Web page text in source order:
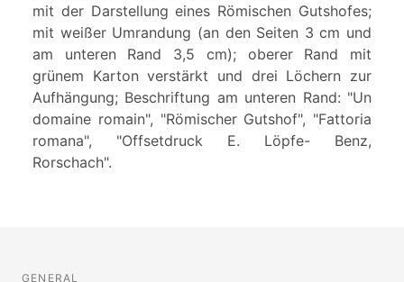
mit der Darstellung eines Römischen Gutshofes;
mit weißer Umrandung (an den Seiten 3 cm und
am unteren Rand 3,5 cm); oberer Rand mit
grünem Karton verstärkt und drei Löchern zur
Aufhängung; Beschriftung am unteren Rand: "Un
domaine romain", "Römischer Gutshof", "Fattoria
romana", "Offsetdruck E. Löpfe- Benz,
Rorschach".
GENERAL